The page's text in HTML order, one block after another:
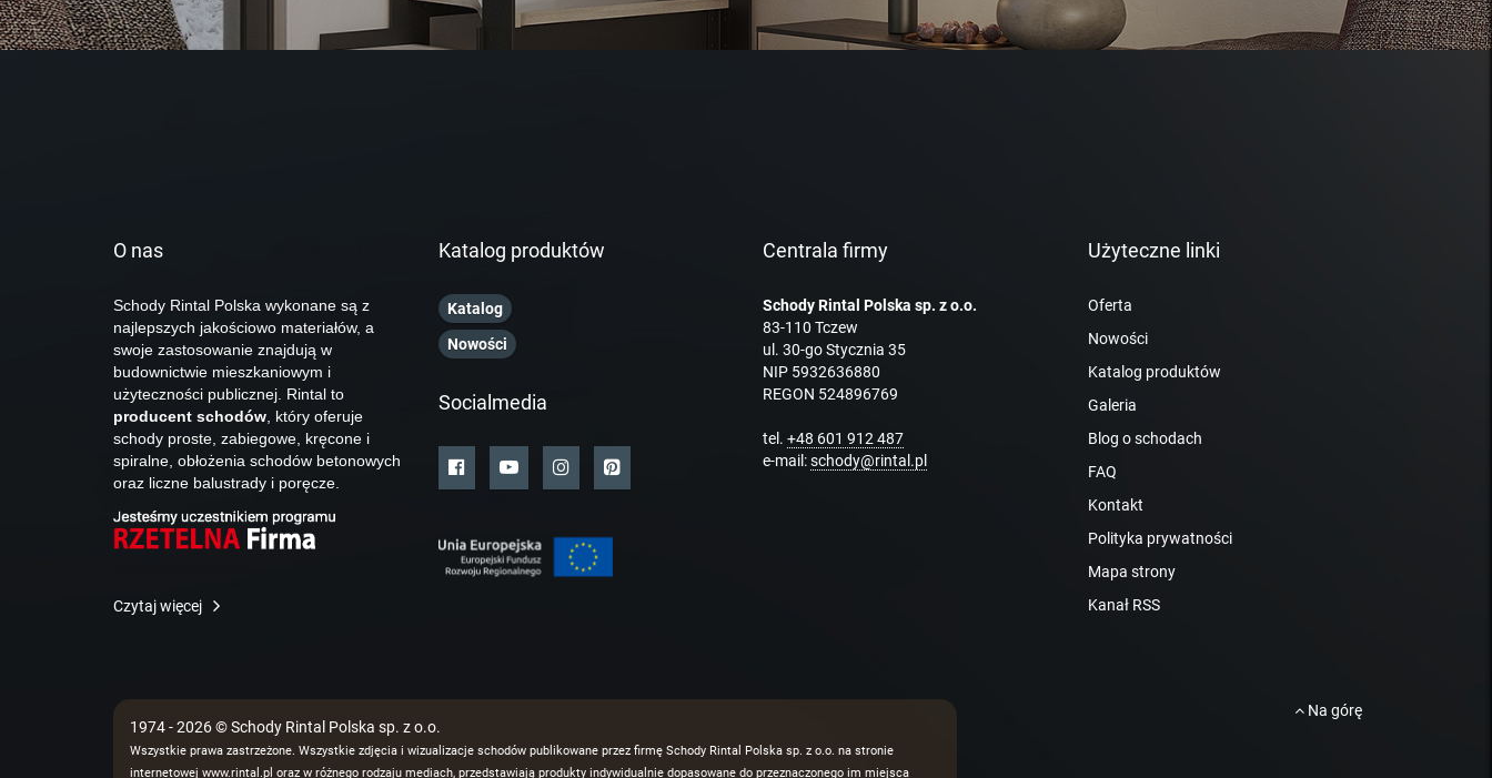
O nas
Schody Rintal Polska wykonane są z
najlepszych jakościowo materiałów, a
swoje zastosowanie znajdują w
budownictwie mieszkaniowym i
użyteczności publicznej. Rintal to
producent schodów , który oferuje
schody proste, zabiegowe, kręcone i
spiralne, obłożenia schodów betonowych
oraz liczne balustrady i poręcze.
Czytaj więcej
Katalog produktów
Katalog
Nowości
Socialmedia
Centrala firmy
Schody Rintal Polska sp. z o.o.
83-110 Tczew
ul. 30-go Stycznia 35
NIP 5932636880
REGON 524896769
tel. +48 601 912 487
e-mail:schody@rintal.pl
Użyteczne linki
Oferta
Nowości
Katalog produktów
Galeria
Blog o schodach
FAQ
Kontakt
Polityka prywatności
Mapa strony
Kanał RSS
1974 - 2026 © Schody Rintal Polska sp. z o.o.
Wszystkie prawa zastrzeżone. Wszystkie zdjęcia i wizualizacje schodów publikowane przez firmę Schody Rintal Polska sp. z o.o. na stronie
internetowej www.rintal.pl oraz w różnego rodzaju mediach, przedstawiają produkty indywidualnie dopasowane do przeznaczonego im miejsca
Na górę